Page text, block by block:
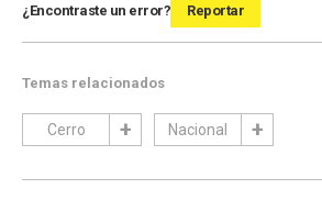
¿Encontraste un error? Reportar
Temas relacionados
Cerro Nacional